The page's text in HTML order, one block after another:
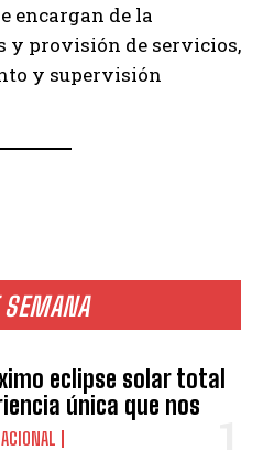
SEMANA
eclipse solar total
única que nos
encargan de la
y provisión de servicios,
y supervisión